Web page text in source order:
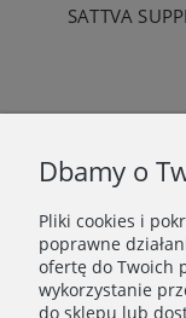
WAŻNE
POLECANE STRONY
Dbamy o
Pliki cookies i
poprawne
ofertę do Twoich
wykorzystanie
do sklepu lub